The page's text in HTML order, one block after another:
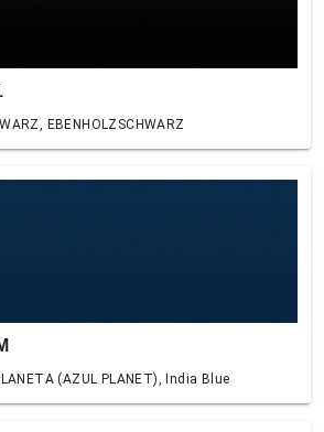
EBENHOLZSCHWARZ
(AZUL PLANET), India Blue